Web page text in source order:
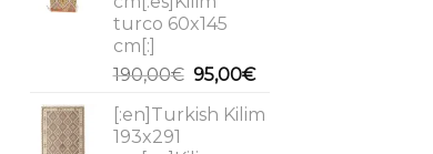
turco 60x145
cm[:]
190,00€ Original
was:
95,00€Current
is:
[:en]Turkish Kilim
193x291